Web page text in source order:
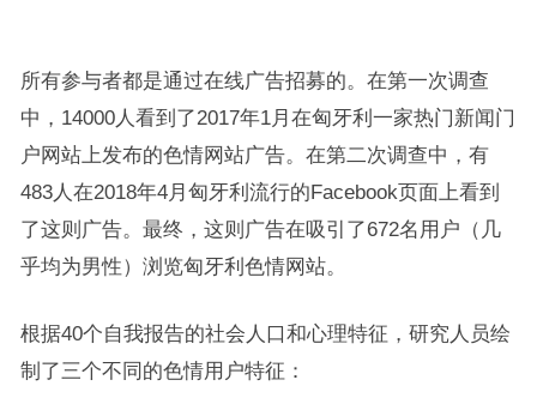
所有参与者都是通过在线广告招募的。在第一次调查
中，14000人看到了2017年1月在匈牙利一家热门新闻门
户网站上发布的色情网站广告。在第二次调查中，有
483人在2018年4月匈牙利流行的Facebook页面上看到
了这则广告。最终，这则广告在吸引了672名用户（几
乎均为男性）浏览匈牙利色情网站。
根据40个自我报告的社会人口和心理特征，研究人员绘
制了三个不同的色情用户特征：